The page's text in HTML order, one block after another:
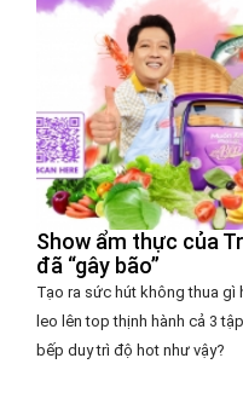
Show ẩm thực của
đã “gây bão”
Tạo ra sức hút không thua gì
leo lên top thịnh hành cả 3
bếp duy trì độ hot như vậy?